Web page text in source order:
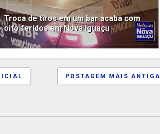
Troca de tiros em um bar acaba com
oito feridos em Nova Iguaçu
POSTAGEM MAIS ANTIGA